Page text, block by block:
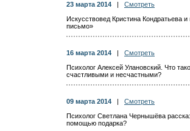
23 марта 2014
Смотреть
Искусствовед Кристина Кондратьева
письмо»
16 марта 2014
Смотреть
Психолог Алексей Улановский. Что
счастливыми и несчастными?
09 марта 2014
Смотреть
Психолог Светлана Чернышёва
помощью подарка?